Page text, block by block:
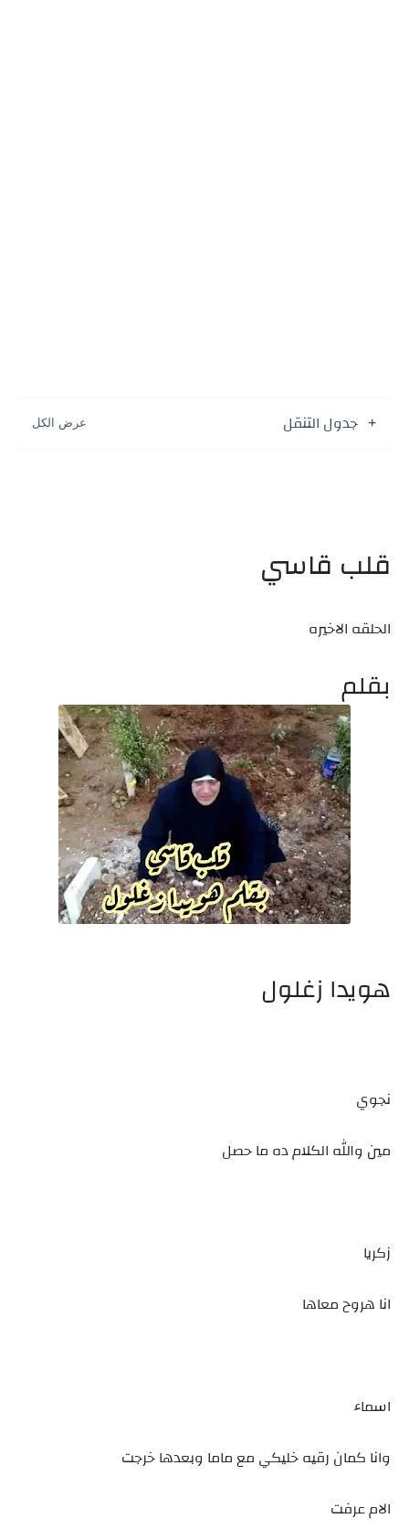
جدول التنقل
قلب قاسي
الحلقه الاخيره
بقلم
هويدا زغلول
نجوي
مين والله الكلام ده ما حصل
زكريا
انا هروح معاها
اسماء
وانا كمان رقيه خليكي مع ماما وبعدها خرجت
الام عرفت